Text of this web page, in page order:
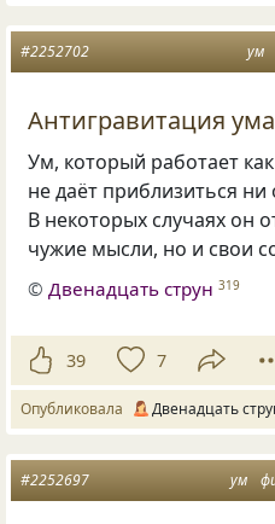
ум
#2252702
Антигравитация ума
Ум, который работает
не даёт приблизиться
В некоторых случаях он
чужие мысли, но и свои
© Двенадцать струн 319
39 7
Опубликовала Двенадцать
ум
#2252697